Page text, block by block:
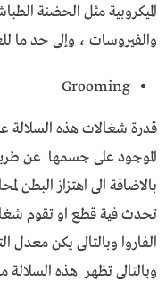
الميكروبية مثل الحضنة
والفيروسات ، وإلى حد ما
Grooming
قدرة شغالات هذه السلالة
الموجود على جسمها عن
بالاضافة الى اهتزاز البطن
تحدث فية قطع او تقوم
الفاروا وبالتالى يكن معدل
وبالتالى تظهر هذه السلالة